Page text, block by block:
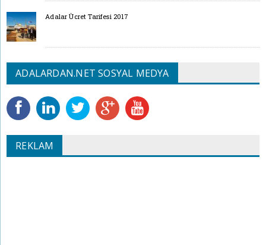
Adalar Ücret Tarifesi 2017
ADALARDAN.NET SOSYAL MEDYA
REKLAM